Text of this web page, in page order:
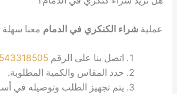
في الدماممعنا سهلة وسريعة:
بنا على الرقم 0543318505أو عبر
المقاس والكمية المطلوبة.
تجهيز الطلب وتوصيله في أسرع وقت.